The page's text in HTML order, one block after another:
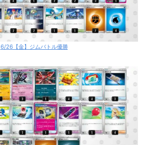
6/26【金】ジムバトル優勝